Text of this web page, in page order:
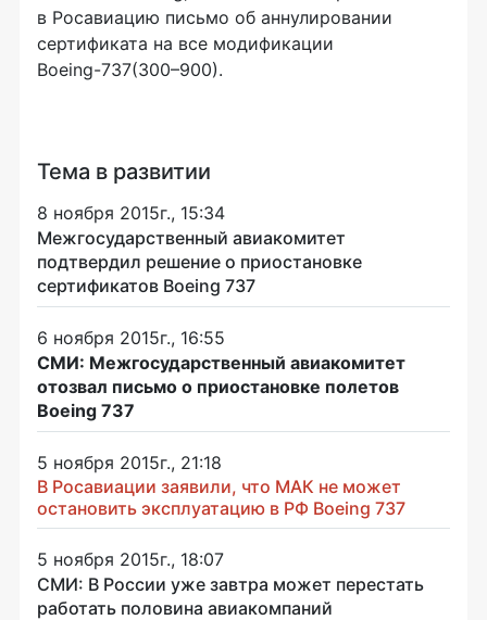
в Росавиацию письмо об аннулировании
сертификата на все модификации
Boeing-737(300–900).
Тема в развитии
8 ноября 2015г., 15:34
Межгосударственный авиакомитет
подтвердил решение о приостановке
сертификатов Boeing 737
6 ноября 2015г., 16:55
СМИ: Межгосударственный авиакомитет
отозвал письмо о приостановке полетов
Boeing 737
5 ноября 2015г., 21:18
В Росавиации заявили, что МАК не может
остановить эксплуатацию в РФ Boeing 737
5 ноября 2015г., 18:07
СМИ: В России уже завтра может перестать
работать половина авиакомпаний